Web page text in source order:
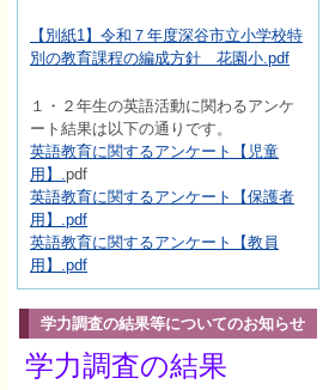
【別紙1】令和７年度深谷市立小学校特
別の教育課程の編成方針 花園小.pdf
１・２年生の英語活動に関わるアンケ
ート結果は以下の通りです。
英語教育に関するアンケート【児童
用】.pdf
英語教育に関するアンケート【保護者
用】.pdf
英語教育に関するアンケート【教員
用】.pdf
学力調査の結果等についてのお知らせ
学力調査の結果